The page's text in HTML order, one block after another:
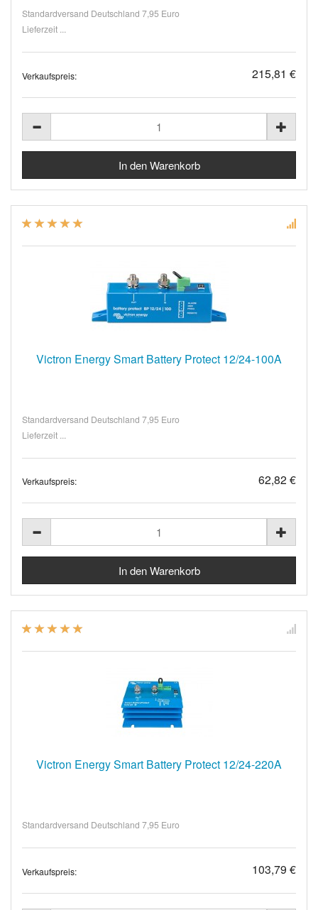
Standardversand Deutschland 7,95 Euro
Lieferzeit ...
Verkaufspreis: 215,81 €
Victron Energy Smart Battery Protect 12/24-100A
Standardversand Deutschland 7,95 Euro
Lieferzeit ...
Verkaufspreis: 62,82 €
Victron Energy Smart Battery Protect 12/24-220A
Standardversand Deutschland 7,95 Euro
Verkaufspreis: 103,79 €